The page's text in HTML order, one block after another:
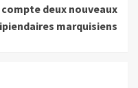
compte deux nouveaux
marquisiens